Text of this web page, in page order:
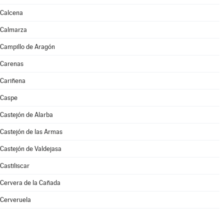
Calcena
Calmarza
Campillo de Aragón
Carenas
Cariñena
Caspe
Castejón de Alarba
Castejón de las Armas
Castejón de Valdejasa
Castiliscar
Cervera de la Cañada
Cerveruela